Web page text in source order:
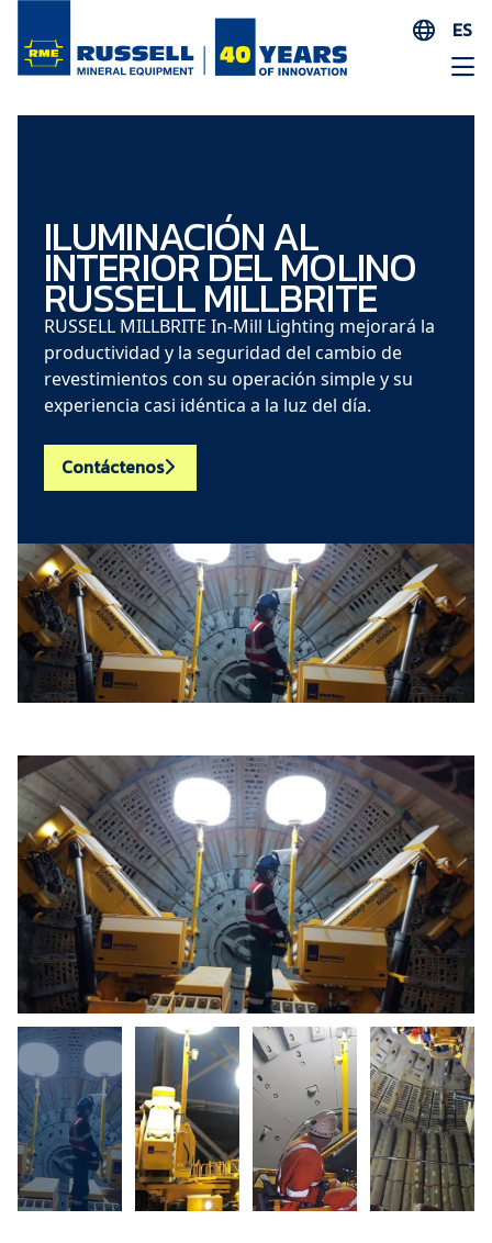
ES
EN
AR
ILUMINACIÓN AL
INTERIOR DEL MOLINO
RUSSELL MILLBRITE
RUSSELL MILLBRITE In-Mill Lighting mejorará la
productividad y la seguridad del cambio de
revestimientos con su operación simple y su
experiencia casi idéntica a la luz del día.
Contáctenos